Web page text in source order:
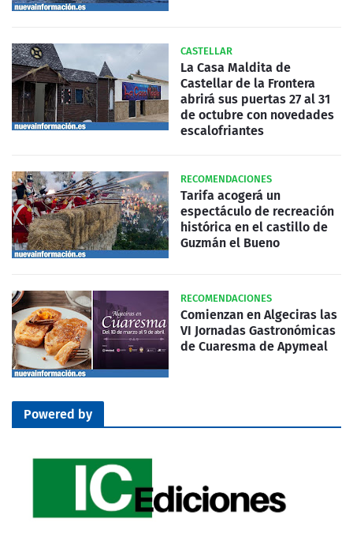
CASTELLAR
La Casa Maldita de
Castellar de la Frontera
abrirá sus puertas 27 al 31
de octubre con novedades
escalofriantes
RECOMENDACIONES
Tarifa acogerá un
espectáculo de recreación
histórica en el castillo de
Guzmán el Bueno
RECOMENDACIONES
Comienzan en Algeciras las
VI Jornadas Gastronómicas
de Cuaresma de Apymeal
Powered by